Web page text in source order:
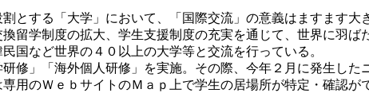
する「大学」において、「国際交流」の意義はますます大
留学制度の拡大、学生支援制度の充実を通じて、世界に羽ば
国など世界の４０以上の大学等と交流を行っている。
修」「海外個人研修」を実施。その際、今年２月に発生した
用のＷｅｂサイトのＭａｐ上で学生の居場所が特定・確認